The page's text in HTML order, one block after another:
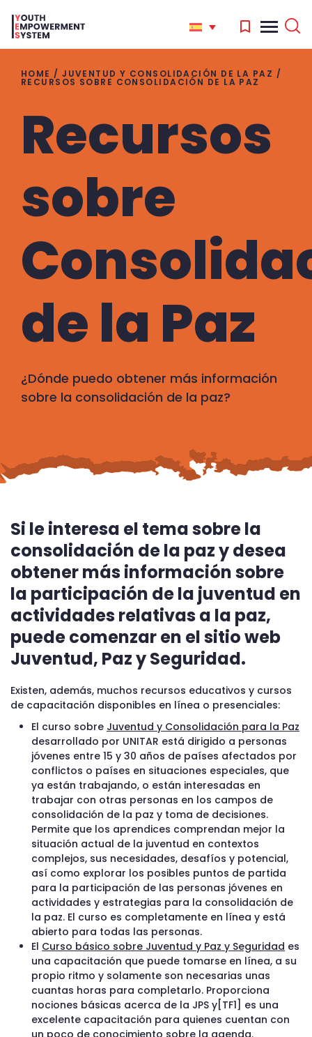
HOME /JUVENTUD Y CONSOLIDACIÓN DE LA PAZ /
RECURSOS SOBRE CONSOLIDACIÓN DE LA PAZ
Recursos
sobre
de la Paz
¿Dónde puedo obtener más información
sobre la consolidación de la paz?
Si le interesa el tema sobre la
consolidación de la paz y desea
obtener más información sobre
la participación de la juventud en
actividades relativas a la paz,
puede comenzar en el sitio web
Juventud, Paz y Seguridad.
Existen, además, muchos recursos educativos y cursos
de capacitación disponibles en línea o presenciales:
El curso sobre Juventud y Consolidación para la Paz
desarrollado por UNITAR está dirigido a personas
jóvenes entre 15 y 30 años de países afectados por
conflictos o países en situaciones especiales, que
ya están trabajando, o están interesadas en
trabajar con otras personas en los campos de
consolidación de la paz y toma de decisiones.
Permite que los aprendices comprendan mejor la
situación actual de la juventud en contextos
complejos, sus necesidades, desafíos y potencial,
así como explorar los posibles puntos de partida
para la participación de las personas jóvenes en
actividades y estrategias para la consolidación de
la paz. El curso es completamente en línea y está
abierto para todas las personas.
El Curso básico sobre Juventud y Paz y Seguridad es
una capacitación que puede tomarse en línea, a su
propio ritmo y solamente son necesarias unas
cuantas horas para completarlo. Proporciona
nociones básicas acerca de la JPS y[TF1] es una
excelente capacitación para quienes cuentan con
un poco de conocimiento sobre la agenda.
Search